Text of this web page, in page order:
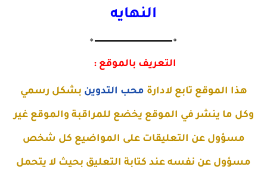
النهايه
🔸▬▬▬▬▬▬▬▬▬▬▬▬▬🔸
التعريف بالموقع :
هذا الموقع تابع لادارة محب التدوين بشكل رسمي
وكل ما ينشر في الموقع يخضع للمراقبة والموقع غير
مسؤول عن التعليقات على المواضيع كل شخص
مسؤول عن نفسه عند كتابة التعليق بحيث لا يتحمل